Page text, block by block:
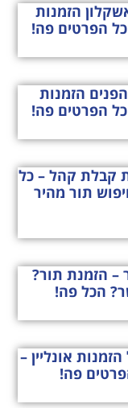
הזמנות
כל הפרטים פה!
הזמנות
כל הפרטים פה!
קבלת קהל – כל
תור מהיר
– הזמנת תור?
הכל פה!
אונליין –
פה!